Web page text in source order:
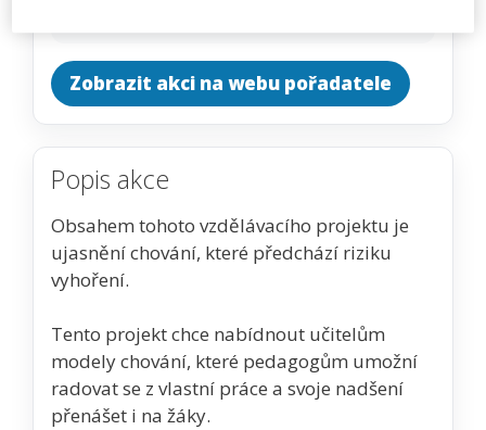
Zobrazit akci na webu pořadatele
Popis akce
Obsahem tohoto vzdělávacího projektu je
ujasnění chování, které předchází riziku
vyhoření.
Tento projekt chce nabídnout učitelům
modely chování, které pedagogům umožní
radovat se z vlastní práce a svoje nadšení
přenášet i na žáky.